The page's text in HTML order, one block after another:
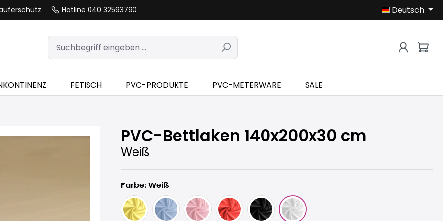
Hotline 040 32593790 Deutsch
FETISCH PVC-PRODUKTE PVC-METERWARE SALE
PVC-Bettlaken 140x200x30 cm
Weiß
Farbe: Weiß